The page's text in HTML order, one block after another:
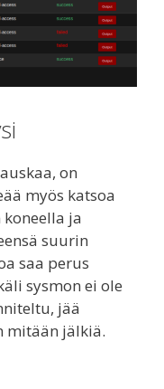
on
myös katsoa
ja
suurin
saa perus
sysmon ei ole
jää
mitään jälkiä.